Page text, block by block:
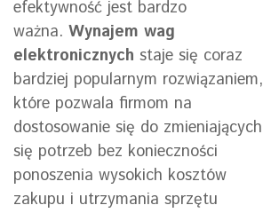
efektywność jest bardzo
ważna. Wynajem wag
elektronicznych staje się coraz
bardziej popularnym rozwiązaniem,
które pozwala firmom na
dostosowanie się do zmieniających
się potrzeb bez konieczności
ponoszenia wysokich kosztów
zakupu i utrzymania sprzętu